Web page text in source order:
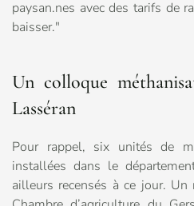
paysan.nes avec des tarifs de
baisser."
Un colloque
Lasséran
Pour rappel, six unités de
installées dans le
ailleurs recensés à ce jour.